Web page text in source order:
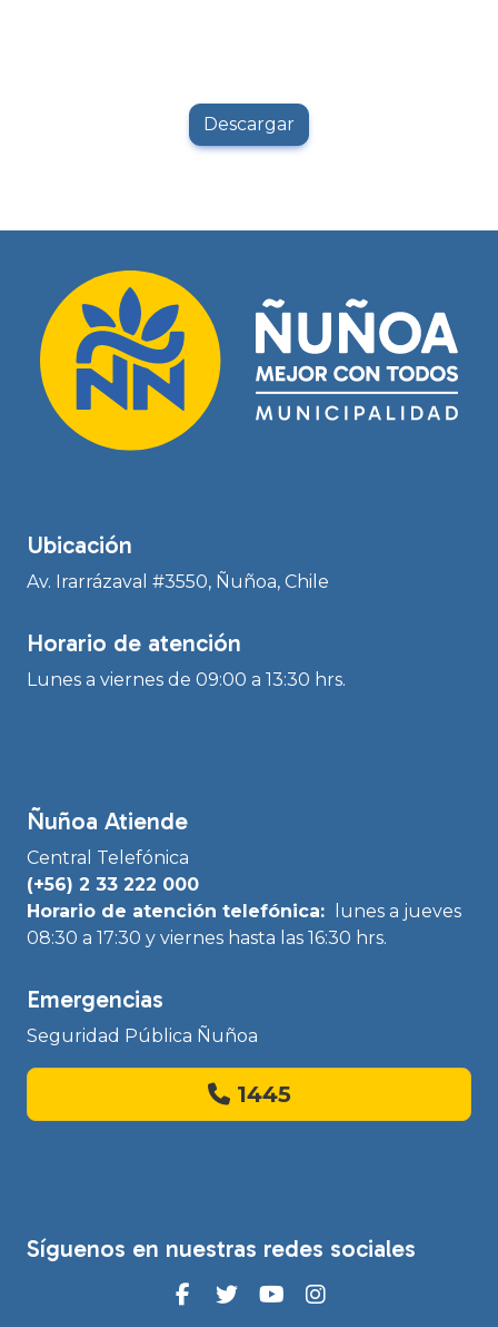
Descargar
Ubicación
Av. Irarrázaval #3550, Ñuñoa, Chile
Horario de atención
Lunes a viernes de 09:00 a 13:30 hrs.
Ñuñoa Atiende
Central Telefónica
(+56) 2 33 222 000
Horario de atención telefónica:
lunes a jueves
08:30 a 17:30 y viernes hasta las 16:30 hrs.
Emergencias
Seguridad Pública Ñuñoa
1445
Síguenos en nuestras redes sociales